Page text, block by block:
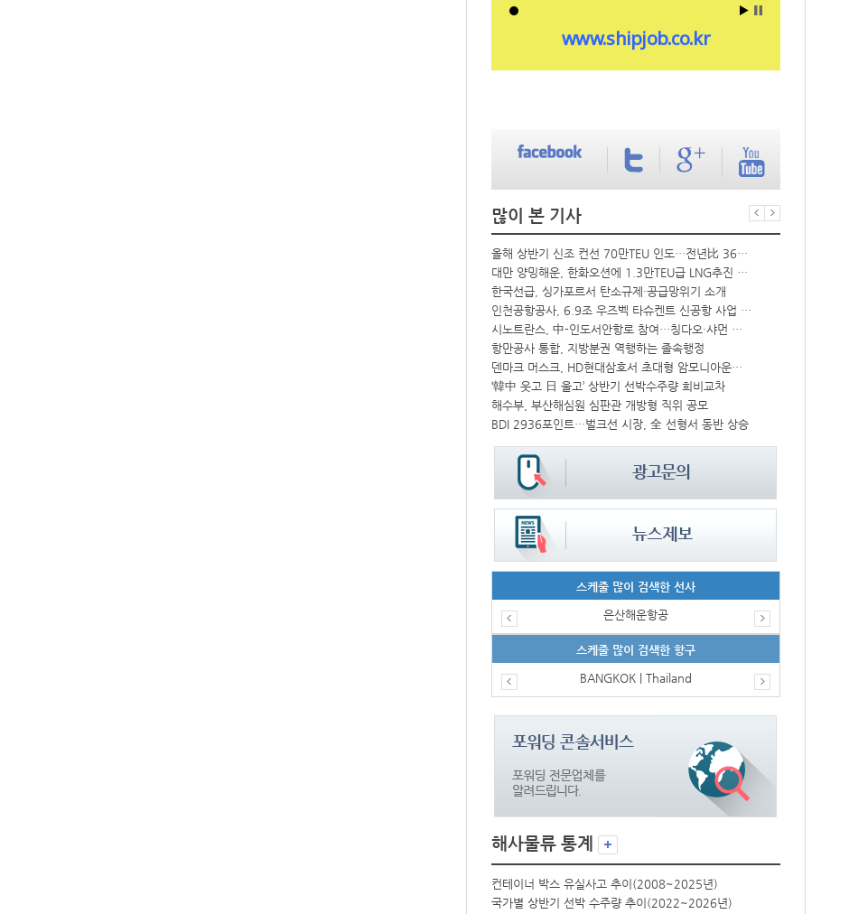
많이 본 기사
올해 상반기 신조 컨선 70만TEU 인도…전년比 36% 감소
대만 양밍해운, 한화오션에 1.3만TEU급 LNG추진 컨선 6척 발주
한국선급, 싱가포르서 탄소규제·공급망위기 소개
인천공항공사, 6.9조 우즈벡 타슈켄트 신공항 사업 참여
시노트란스, 中-인도서안항로 참여…칭다오·샤먼 직항
항만공사 통합, 지방분권 역행하는 졸속행정
덴마크 머스크, HD현대삼호서 초대형 암모니아운반선 인도받아
‘韓中 웃고 日 울고’ 상반기 선박수주량 희비교차
해수부, 부산해심원 심판관 개방형 직위 공모
BDI 2936포인트…벌크선 시장, 全 선형서 동반 상승
스케줄 많이 검색한 선사
은산해운항공
스케줄 많이 검색한 항구
BANGKOK | Thailand
해사물류 통계
컨테이너 박스 유실사고 추이(2008~2025년)
국가별 상반기 선박 수주량 추이(2022~2026년)